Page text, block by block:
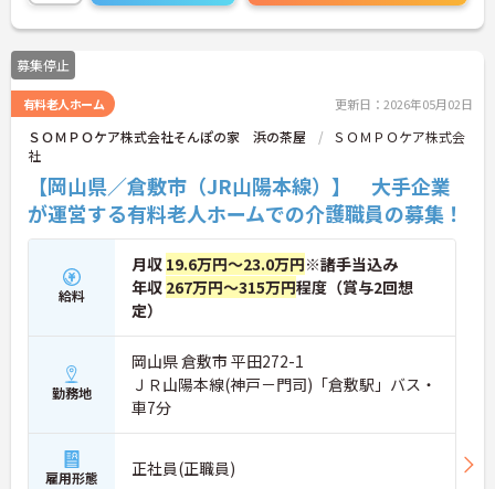
募集停止
有料老人ホーム 更新日：2026年05月02日
ＳＯＭＰＯケア株式会社そんぽの家 浜の茶屋
ＳＯＭＰＯケア株式会
社
【岡山県／倉敷市（JR山陽本線）】 大手企業
が運営する有料老人ホームでの介護職員の募集！
給料
月収 19.6万円～23.0万円※諸手当込み
年収 267万円～315万円程度（賞与2回想
定）
勤務地
岡山県 倉敷市 平田272-1
ＪＲ山陽本線(神戸－門司)「倉敷駅」バス・
車7分
雇用形態 正社員(正職員)